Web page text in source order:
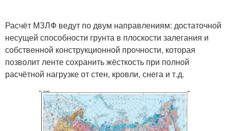
Расчёт МЗЛФ ведут по двум направлениям: достаточной
несущей способности грунта в плоскости залегания и
собственной конструкционной прочности, которая
позволит ленте сохранить жёсткость при полной
расчётной нагрузке от стен, кровли, снега и т.д.